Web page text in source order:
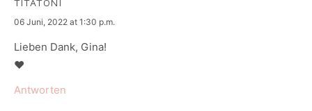
says:
06 Juni, 2022 at 1:30 p.m.
Lieben Dank, Gina!
♥
Antworten